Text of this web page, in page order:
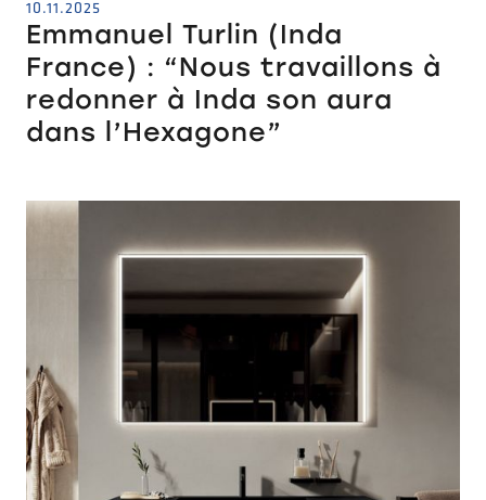
10.11.2025
Emmanuel Turlin (Inda
France) : “Nous travaillons à
redonner à Inda son aura
dans l’Hexagone”